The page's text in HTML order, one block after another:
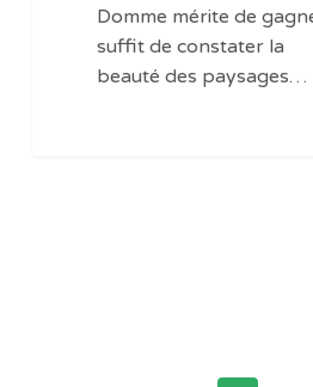
Domme mérite de
suffit de constater la
beauté des paysages…